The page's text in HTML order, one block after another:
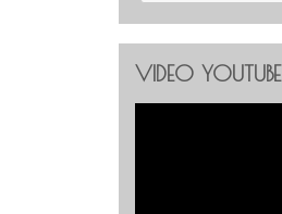
VIDEO YOUTUBE